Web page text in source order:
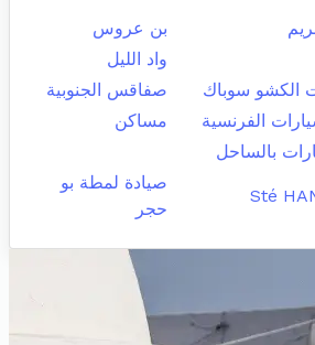
بن عروس
واد الليل
الكشو سوباك
صفاقس الجنوبية
الفرنسية
مساكن
بالساحل
Sté
صيادة لمطة بو
حجر